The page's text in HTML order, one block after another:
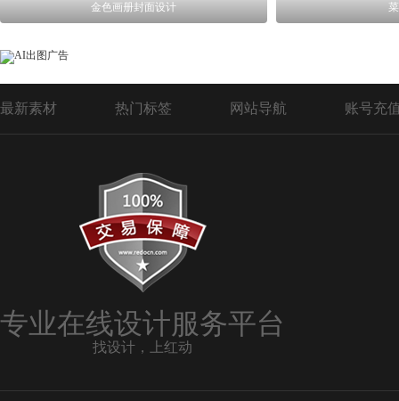
金色画册封面设计
最新素材 热门标签 网站导航 账号充
专业在线设计服务平台
找设计，上红动